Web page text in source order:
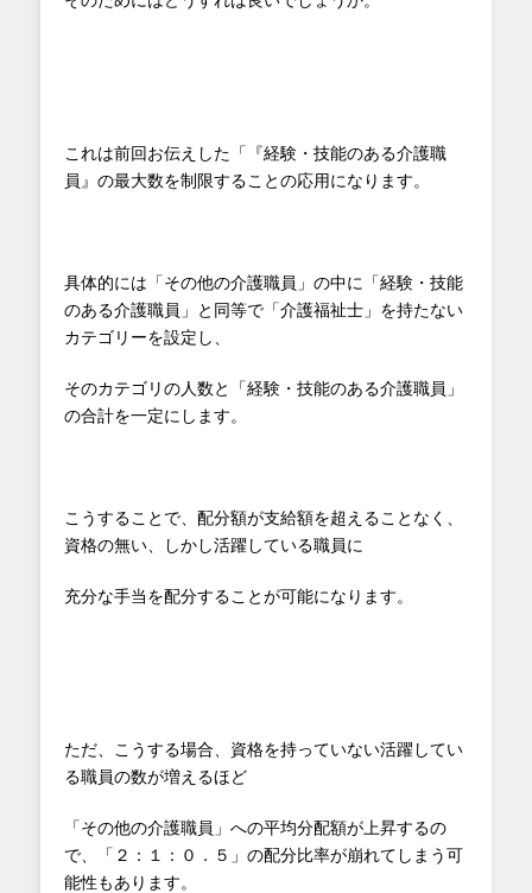
これは前回お伝えした「『経験・技能のある介護職
員』の最大数を制限することの応用になります。
具体的には「その他の介護職員」の中に「経験・技能
のある介護職員」と同等で「介護福祉士」を持たない
カテゴリーを設定し、
そのカテゴリの人数と「経験・技能のある介護職員」
の合計を一定にします。
こうすることで、配分額が支給額を超えることなく、
資格の無い、しかし活躍している職員に
充分な手当を配分することが可能になります。
ただ、こうする場合、資格を持っていない活躍してい
る職員の数が増えるほど
「その他の介護職員」への平均分配額が上昇するの
で、「２：１：０．５」の配分比率が崩れてしまう可
能性もあります。